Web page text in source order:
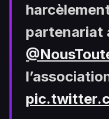
partenariat